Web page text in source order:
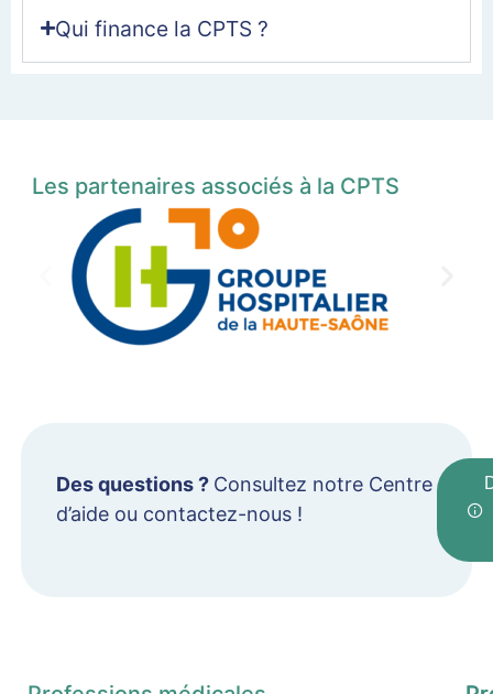
Qui finance la CPTS ?
Les partenaires associés à la CPTS
Des questions ? Consultez notre Centre
d’aide ou contactez-nous !